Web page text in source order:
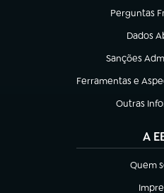
Perguntas
(abre em
Dados
(abre
Sanções
(abre em
Ferramentas e
(abre em nova aba)
Outras
(abre em
A
Quem
(abre